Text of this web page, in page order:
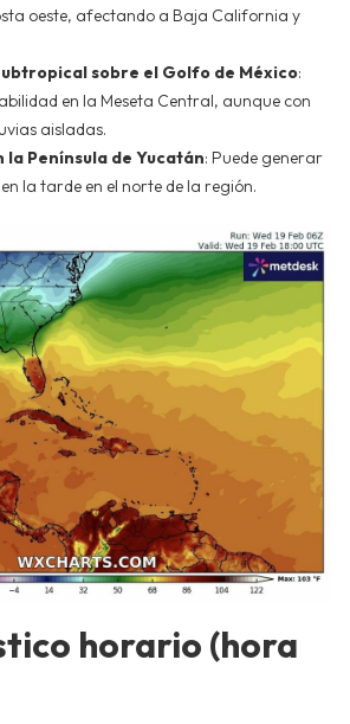
oeste, afectando a Baja California y
sobre el Golfo de México:
en la Meseta Central, aunque con
aisladas.
la Península de Yucatán: Puede generar
la tarde en el norte de la región.
horario (hora